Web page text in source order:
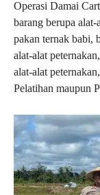
Operasi Damai
barang berupa
pakan ternak babi,
alat-alat
alat-alat
Pelatihan maupun